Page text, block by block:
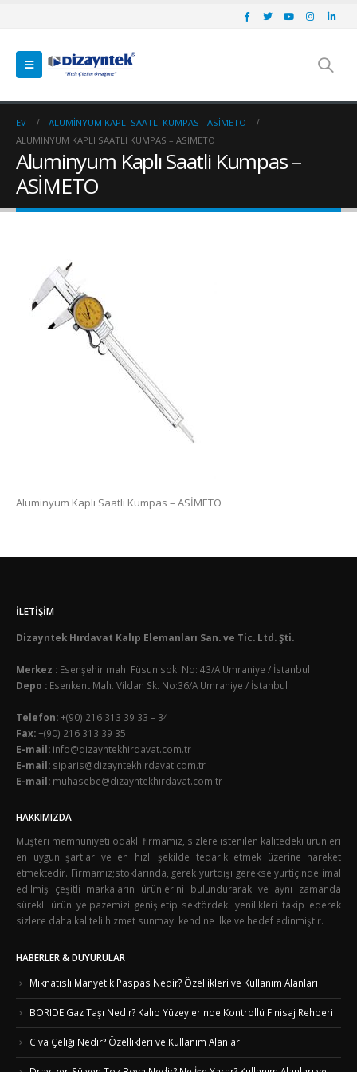
EV
ALUMINYUM KAPLI SAATLI KUMPAS - ASİMETO
ALUMINYUM KAPLI SAATLI KUMPAS – ASİMETO
Aluminyum Kaplı Saatli Kumpas –
ASİMETO
Aluminyum Kaplı Saatli Kumpas – ASİMETO
İLETIŞIM
Dizayntek Hırdavat Kalıp Elemanları San. ve Tic. Ltd. Şti.
Merkez : Esenşehir mah. Füsun sok. No: 43/A Ümraniye / İstanbul
Depo : Esenkent Mah. Vildan Sk. No:36/A Ümraniye / İstanbul
Telefon:+(90) 216 313 39 33 – 34
Fax:+(90) 216 313 39 35
E-mail: info@dizayntekhirdavat.com.tr
E-mail: siparis@dizayntekhirdavat.com.tr
E-mail: muhasebe@dizayntekhirdavat.com.tr
HAKKIMIZDA
Müşteri memnuniyeti odaklı firmamız, sizlere istenilen kalitedeki ürünleri
en uygun şartlar ve en hızlı şekilde tedarik etmek üzerine hareket
etmektedir. Firmamız;stoklarında, gerek yurtdışı gerekse yurtiçinde imal
edilmiş çeşitli markaların ürünlerini bulundurarak ve aynı zamanda
sürekli ürün yelpazemizi genişletip sektördeki yenilikleri takip ederek
sizlere daha kaliteli hizmet sunmayı kendine ilke ve hedef edinmiştir.
HABERLER & DUYURULAR
Mıknatıslı Manyetik Paspas Nedir? Özellikleri ve Kullanım Alanları
BORIDE Gaz Taşı Nedir? Kalıp Yüzeylerinde Kontrollü Finisaj Rehberi
Civa Çeliği Nedir? Özellikleri ve Kullanım Alanları